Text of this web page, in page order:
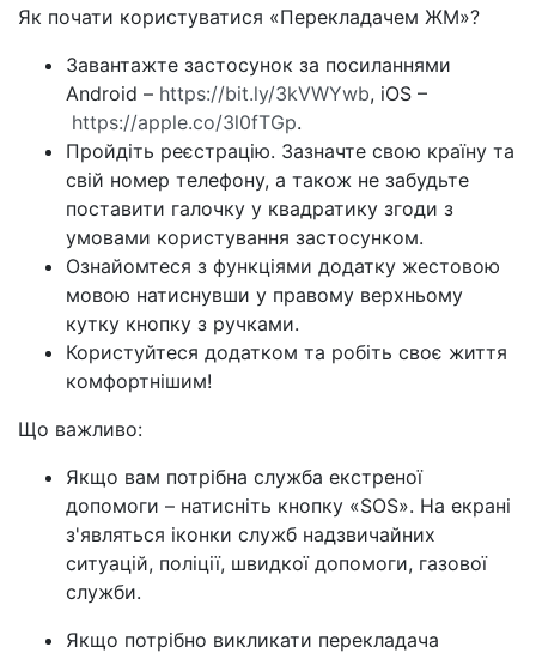
Як почати користуватися «Перекладачем ЖМ»?
Завантажте застосунок за посиланнями
Android – https://bit.ly/3kVWYwb, iOS –
https://apple.co/3l0fTGp.
Пройдіть реєстрацію. Зазначте свою країну та
свій номер телефону, а також не забудьте
поставити галочку у квадратику згоди з
умовами користування застосунком.
Ознайомтеся з функціями додатку жестовою
мовою натиснувши у правому верхньому
кутку кнопку з ручками.
Користуйтеся додатком та робіть своє життя
комфортнішим!
Що важливо:
Якщо вам потрібна служба екстреної
допомоги – натисніть кнопку «SOS». На екрані
з'являться іконки служб надзвичайних
ситуацій, поліції, швидкої допомоги, газової
служби.
Якщо потрібно викликати перекладача